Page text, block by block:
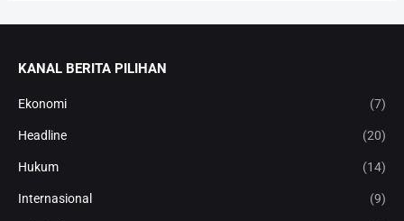
KANAL BERITA PILIHAN
Ekonomi (7)
Headline (20)
Hukum (14)
Internasional (9)